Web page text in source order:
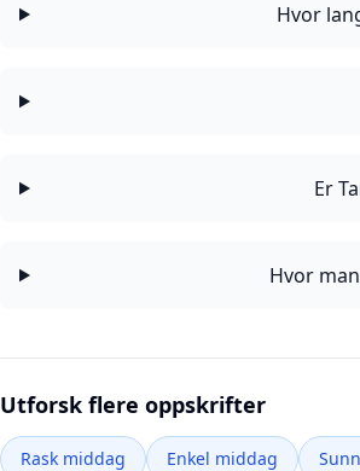
Hvor
Er
Hvor
Utforsk flere oppskrifter
Rask middag Enkel middag